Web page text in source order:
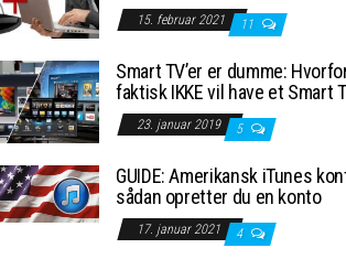
15. februar 2021 11
Smart TV’er er dumme:
faktisk IKKE vil have et Smart
23. januar 2019 5
GUIDE: Amerikansk iTunes
sådan opretter du en konto
17. januar 2021 4